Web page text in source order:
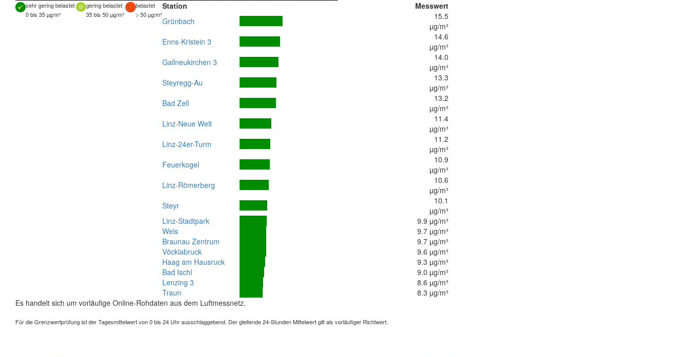
sehr gering belastet gering belastet
belastet
0 bis 35 µg/m³
35 bis 50 µg/m³ > 50 µg/m³
Station
Messwert
Grünbach
15.5
µg/m³
Enns-Kristein 3
14.6
µg/m³
Gallneukirchen 3
14.0
µg/m³
Steyregg-Au
13.3
µg/m³
Bad Zell
13.2
µg/m³
Linz-Neue Welt
11.4
µg/m³
Linz-24er-Turm
11.2
µg/m³
Feuerkogel
10.9
µg/m³
Linz-Römerberg
10.6
µg/m³
Steyr
10.1
µg/m³
Linz-Stadtpark
9.9 µg/m³
Wels
9.7 µg/m³
Braunau Zentrum
9.7 µg/m³
Vöcklabruck
9.6 µg/m³
Haag am Hausruck
9.3 µg/m³
Bad Ischl
9.0 µg/m³
Lenzing 3
8.6 µg/m³
Traun
8.3 µg/m³
Es handelt sich um vorläufige Online-Rohdaten aus dem Luftmessnetz.
Für die Grenzwertprüfung ist der Tagesmittelwert von 0 bis 24 Uhr ausschlaggebend. Der gleitende 24-Stunden Mittelwert gilt als vorläufiger Richtwert.